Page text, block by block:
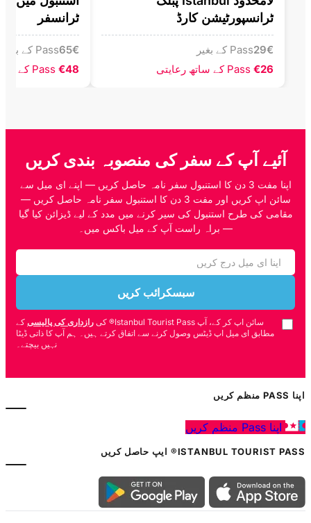
ٹرانسپورٹیشن کارڈ
€
29Pass کے بغیر
€26
ٹرانسفر
€
65Pass کے بغیر
€48
آئیے آپ کے سفر کی منصوبہ بندی کریں
اپنا مفت 3 دن کا استنبول سفر نامہ حاصل کریں — اپنے ای میل سے
سائن اپ کریں اور مفت 3 دن کا استنبول سفر نامہ حاصل کریں —
مقامی کی طرح استنبول کی سیر کرنے میں مدد کے لیے ڈیزائن کیا گیا
— براہ راست آپ کے میل باکس میں۔
سبسکرائب کریں
سائن اپ کر کے، آپ Istanbul Tourist Pass® کی رازداری کی پالیسی کے
مطابق ای میل اپ ڈیٹس وصول کرنے سے اتفاق کرتے ہیں۔ ہم آپ کا ذاتی ڈیٹا
نہیں بیچتے۔
اپنا PASS منظم کریں
اپنا Pass منظم کریں
ISTANBUL TOURIST PASS® ایپ حاصل کریں